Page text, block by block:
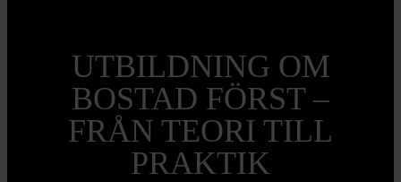
UTBILDNING OM
BOSTAD FÖRST –
FRÅN TEORI TILL
PRAKTIK